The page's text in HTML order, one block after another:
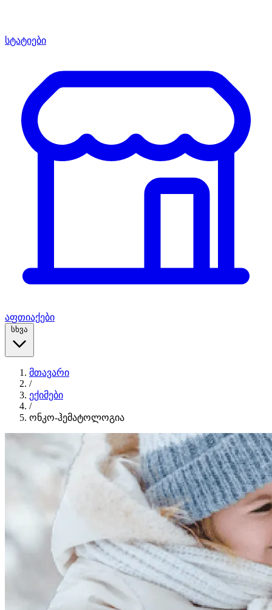
სტატიები
აფთიაქები
სხვა
მთავარი
/
ექიმები
/
ონკო-ჰემატოლოგია